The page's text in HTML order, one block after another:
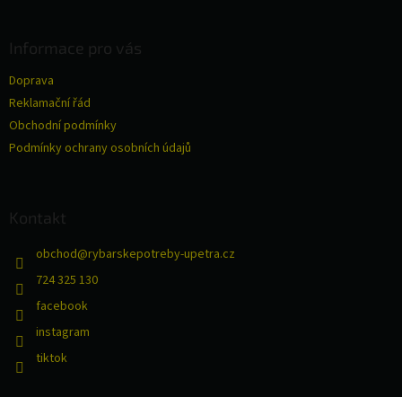
Informace pro vás
Doprava
Reklamační řád
Obchodní podmínky
Podmínky ochrany osobních údajů
Kontakt
obchod@rybarskepotreby-upetra.cz
724 325 130
facebook
instagram
tiktok